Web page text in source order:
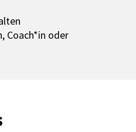
Coach*in oder